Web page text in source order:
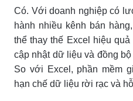
Có. Với doanh nghiệp có
hành nhiều kênh bán
thể thay thế Excel hiệu
cập nhật dữ liệu và đồng
So với Excel, phần mềm
hạn chế dữ liệu rời rạc và